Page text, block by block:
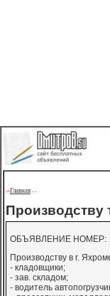
->Главная - -
Производству
ОБЪЯВЛЕНИЕ НОМЕР:
Производству в г.
- кладовщики;
- зав. складом;
- водитель